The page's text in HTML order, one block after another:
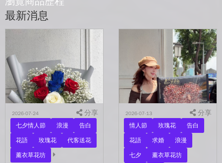
最新消息
2026-07-24 分享
七夕情人節 浪漫
告白
花語
玫瑰花
代客送花
薰衣草花坊
2026-07-13 分享
情人節 玫瑰花
告白
花語
求婚
浪漫
七夕
薰衣草花坊